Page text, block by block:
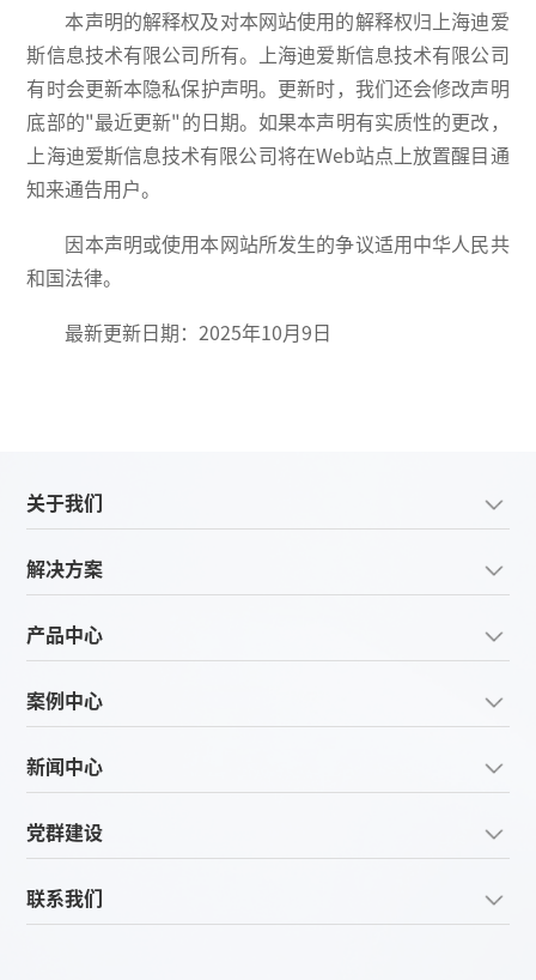
本声明的解释权及对本网站使用的解释权归上海迪爱
斯信息技术有限公司所有。上海迪爱斯信息技术有限公司
有时会更新本隐私保护声明。更新时，我们还会修改声明
底部的"最近更新"的日期。如果本声明有实质性的更改，
上海迪爱斯信息技术有限公司将在Web站点上放置醒目通
知来通告用户。
因本声明或使用本网站所发生的争议适用中华人民共
和国法律。
最新更新日期：2025年10月9日
关于我们
解决方案
产品中心
案例中心
新闻中心
党群建设
联系我们